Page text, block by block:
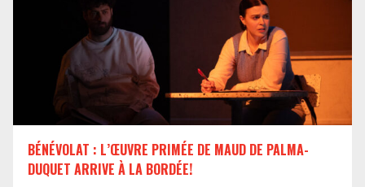
BÉNÉVOLAT : L’ŒUVRE PRIMÉE DE MAUD DE PALMA-
DUQUET ARRIVE À LA BORDÉE!